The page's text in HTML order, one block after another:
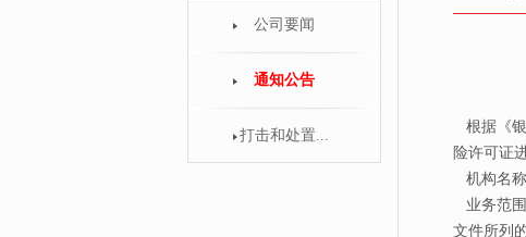
公司要闻
通知公告
打击和处置...
根据《
险许可证
机构名
业务范
文件所列